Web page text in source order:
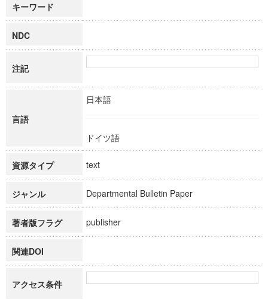
キーワード
NDC
注記
言語
日本語
ドイツ語
資源タイプ text
ジャンル Departmental Bulletin Paper
著者版フラグ publisher
関連DOI
アクセス条件